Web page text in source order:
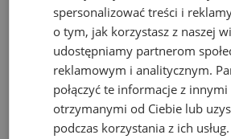
spersonalizować treści i
o tym, jak korzystasz z naszej
udostępniamy partnerom
reklamowym i analitycznym.
połączyć te informacje z
otrzymanymi od Ciebie lub
podczas korzystania z ich usług.